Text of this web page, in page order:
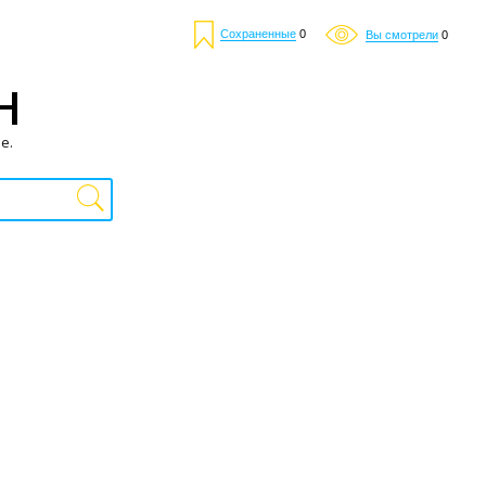
Сохраненные 0 Вы смотрели 0